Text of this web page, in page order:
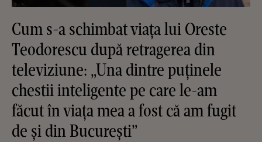
Cum s-a schimbat viața lui Oreste
Teodorescu după retragerea din
televiziune: „Una dintre puținele
chestii inteligente pe care le-am
făcut în viața mea a fost că am fugit
de și din București”